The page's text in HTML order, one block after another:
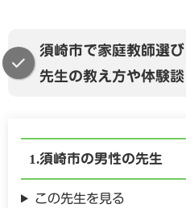
須崎市で家庭教師選
先生の教え方や体験談
須崎市の男性の先生
この先生を見る